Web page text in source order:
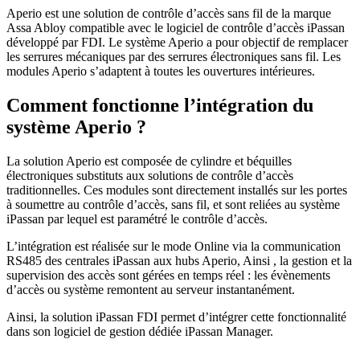
Aperio est une solution de contrôle d’accès sans fil de la marque
Assa Abloy compatible avec le logiciel de contrôle d’accès iPassan
développé par FDI. Le système Aperio a pour objectif de remplacer
les serrures mécaniques par des serrures électroniques sans fil. Les
modules Aperio s’adaptent à toutes les ouvertures intérieures.
Comment fonctionne l’intégration du
système Aperio ?
La solution Aperio est composée de cylindre et béquilles
électroniques substituts aux solutions de contrôle d’accès
traditionnelles. Ces modules sont directement installés sur les portes
à soumettre au contrôle d’accès, sans fil, et sont reliées au système
iPassan par lequel est paramétré le contrôle d’accès.
L’intégration est réalisée sur le mode Online via la communication
RS485 des centrales iPassan aux hubs Aperio, Ainsi , la gestion et la
supervision des accès sont gérées en temps réel : les évènements
d’accès ou système remontent au serveur instantanément.
Ainsi, la solution iPassan FDI permet d’intégrer cette fonctionnalité
dans son logiciel de gestion dédiée iPassan Manager.